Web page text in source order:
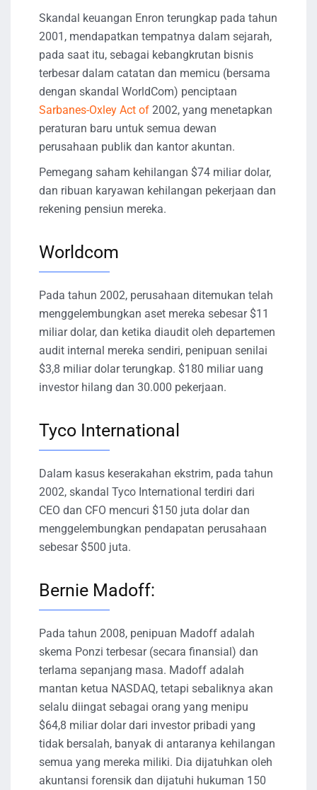
Skandal keuangan Enron terungkap pada tahun
2001, mendapatkan tempatnya dalam sejarah,
pada saat itu, sebagai kebangkrutan bisnis
terbesar dalam catatan dan memicu (bersama
dengan skandal WorldCom) penciptaan
Sarbanes-Oxley Act of 2002, yang menetapkan
peraturan baru untuk semua dewan
perusahaan publik dan kantor akuntan.
Pemegang saham kehilangan $74 miliar dolar,
dan ribuan karyawan kehilangan pekerjaan dan
rekening pensiun mereka.
Worldcom
Pada tahun 2002, perusahaan ditemukan telah
menggelembungkan aset mereka sebesar $11
miliar dolar, dan ketika diaudit oleh departemen
audit internal mereka sendiri, penipuan senilai
$3,8 miliar dolar terungkap. $180 miliar uang
investor hilang dan 30.000 pekerjaan.
Tyco International
Dalam kasus keserakahan ekstrim, pada tahun
2002, skandal Tyco International terdiri dari
CEO dan CFO mencuri $150 juta dolar dan
menggelembungkan pendapatan perusahaan
sebesar $500 juta.
Bernie Madoff:
Pada tahun 2008, penipuan Madoff adalah
skema Ponzi terbesar (secara finansial) dan
terlama sepanjang masa. Madoff adalah
mantan ketua NASDAQ, tetapi sebaliknya akan
selalu diingat sebagai orang yang menipu
$64,8 miliar dolar dari investor pribadi yang
tidak bersalah, banyak di antaranya kehilangan
semua yang mereka miliki. Dia dijatuhkan oleh
akuntansi forensik dan dijatuhi hukuman 150